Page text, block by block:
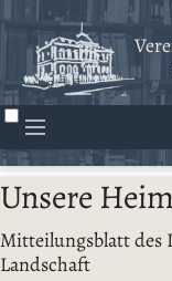
Unsere
Mitteilungsblatt des
Landschaft